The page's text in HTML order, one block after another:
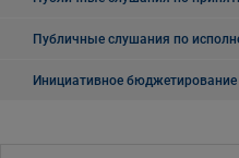
Публичные слушания по
Инициативное бюджетирование